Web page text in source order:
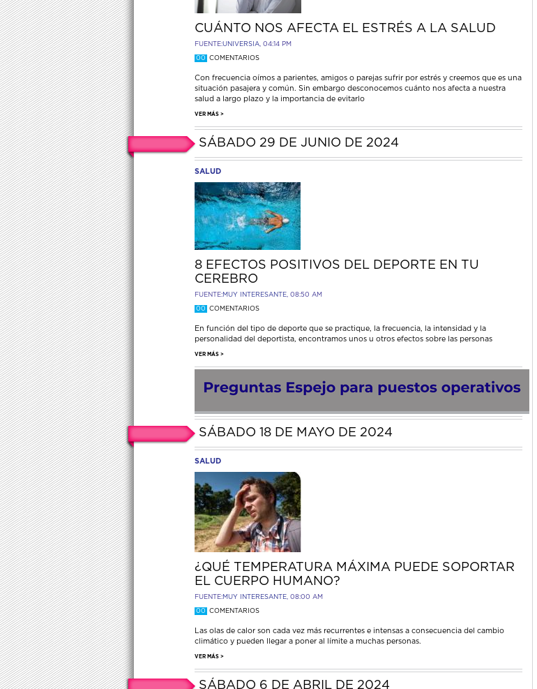
CUÁNTO NOS AFECTA EL ESTRÉS A LA SALUD
FUENTE:UNIVERSIA, 04:14 PM
00 COMENTARIOS
Con frecuencia oímos a parientes, amigos o parejas sufrir por estrés y creemos que es una
situación pasajera y común. Sin embargo desconocemos cuánto nos afecta a nuestra
salud a largo plazo y la importancia de evitarlo
VER MÁS >
SÁBADO 29 DE JUNIO DE 2024
SALUD
8 EFECTOS POSITIVOS DEL DEPORTE EN TU
CEREBRO
FUENTE:MUY INTERESANTE, 08:50 AM
00 COMENTARIOS
En función del tipo de deporte que se practique, la frecuencia, la intensidad y la
personalidad del deportista, encontramos unos u otros efectos sobre las personas
VER MÁS >
SÁBADO 18 DE MAYO DE 2024
SALUD
¿QUÉ TEMPERATURA MÁXIMA PUEDE SOPORTAR
EL CUERPO HUMANO?
FUENTE:MUY INTERESANTE, 08:00 AM
00 COMENTARIOS
Las olas de calor son cada vez más recurrentes e intensas a consecuencia del cambio
climático y pueden llegar a poner al límite a muchas personas.
VER MÁS >
SÁBADO 6 DE ABRIL DE 2024